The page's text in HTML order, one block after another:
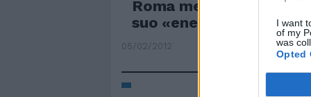
I want
of my
was
Opted
Roma mentre scappava
suo «energico»
05/02/2012